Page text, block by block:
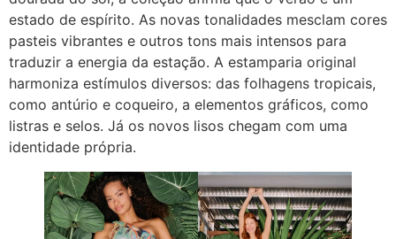
estado de espírito. As novas tonalidades mesclam cores
pasteis vibrantes e outros tons mais intensos para
traduzir a energia da estação. A estamparia original
harmoniza estímulos diversos: das folhagens tropicais,
como antúrio e coqueiro, a elementos gráficos, como
listras e selos. Já os novos lisos chegam com uma
identidade própria.